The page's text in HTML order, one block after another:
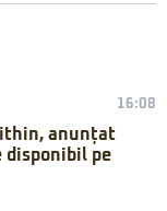
16:08
anunțat
disponibil pe